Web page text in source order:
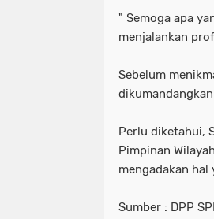
" Semoga apa
menjalankan
Sebelum
Perlu diketahui,
Pimpinan
mengadakan hal
Sumber : DPP SPI